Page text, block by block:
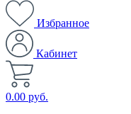
Избранное
Кабинет
0.00 руб.